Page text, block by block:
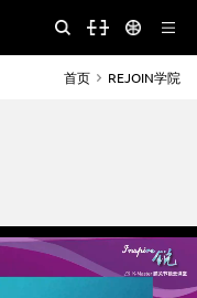
首页 REJOIN学院